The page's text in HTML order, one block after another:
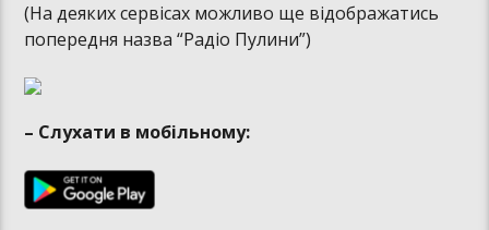
(На деяких сервісах можливо ще відображатись
попередня назва “Радіо Пулини”)
– Слухати в мобільному: